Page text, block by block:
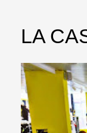
LA